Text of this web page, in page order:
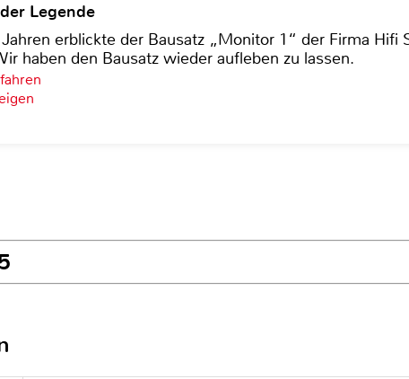
Legende
erblickte der Bausatz „Monitor 1“ der Firma Hifi
haben den Bausatz wieder aufleben zu lassen.